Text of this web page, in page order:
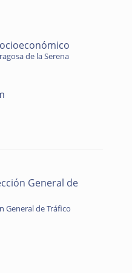
de la Serena
General de
General de Tráfico